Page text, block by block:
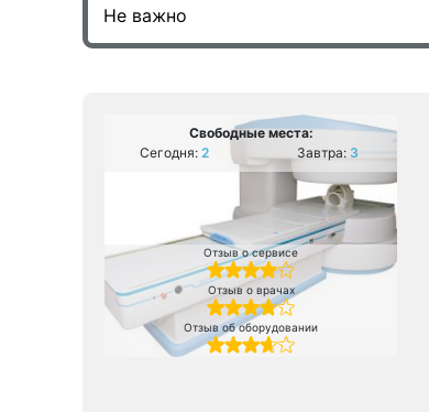
Свободные места:
Сегодня: 2 Завтра: 3
Отзыв о сервисе
Отзыв о врачах
Отзыв об оборудовании